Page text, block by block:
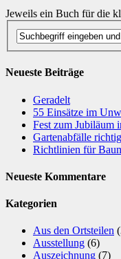
Jeweils ein Buch für die
Neueste Beiträge
Geradelt
​55 Einsätze im
Fest zum Jubiläum
Gartenabfälle
Richtlinien für
Neueste Kommentare
Kategorien
Aus den Ortsteilen
Ausstellung (6)
Auszeichnung (7)